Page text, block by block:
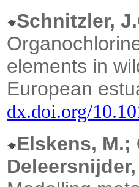
Schnitzler,
elements in
European
dx.doi.org/
Elskens, M.;